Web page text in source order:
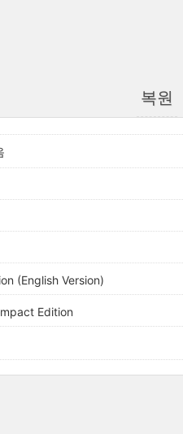
복원
(English Version)
Edition